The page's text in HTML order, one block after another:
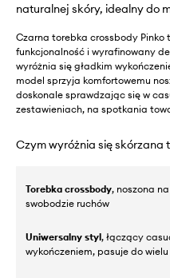
naturalnej skóry, idealny do
Czarna torebka crossbody
funkcjonalność i wyrafinowany
wyróżnia się gładkim
model sprzyja komfortowemu
doskonale sprawdzając się w
zestawieniach, na spotkania
Czym wyróżnia się skórzana
Torebka crossbody, noszona
swobodzie ruchów
Uniwersalny styl, łączący
wykończeniem, pasuje do wielu